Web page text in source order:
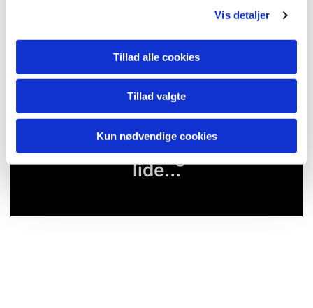
Vis detaljer
Tillad alle cookies
Tillad valgte
Kun nødvendige cookies
glemmer os ikke, men nævner os ved navn.
Du vil måske også kunne
lide...